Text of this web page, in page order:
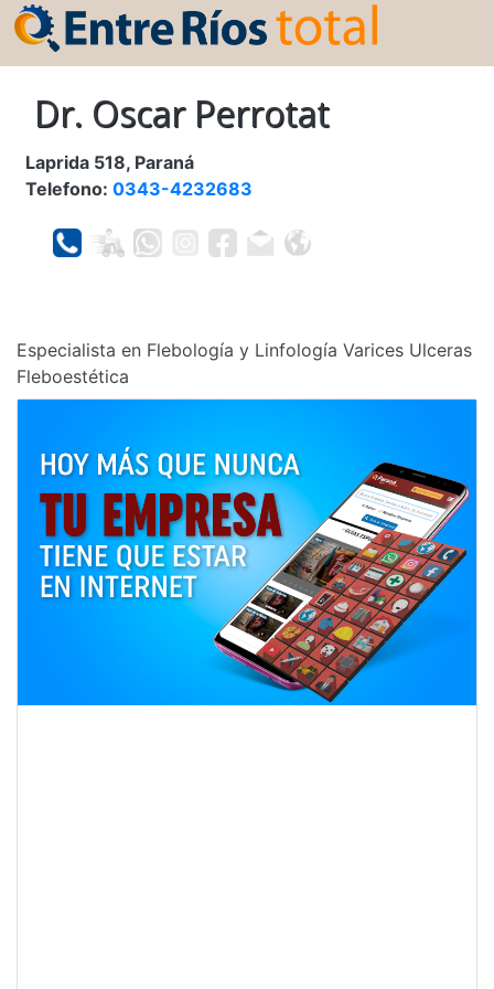
Dr. Oscar Perrotat
Laprida 518, Paraná
Telefono: 0343-4232683
Especialista en Flebología y Linfología Varices Ulceras
Fleboestética